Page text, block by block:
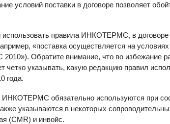
условий поставки в договоре позволяет
правила ИНКОТЕРМС, в договоре
«поставка осуществляется на условиях
Обратите внимание, что во избежание
четко указывать, какую редакцию правил
года.
ИНКОТЕРМС обязательно используются при
указываются в некоторых
(CMR) и инвойс.